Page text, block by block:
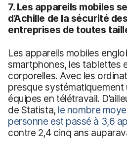
7. Les appareils mobiles
d’Achille de la sécurité
entreprises de toutes
Les appareils mobiles
smartphones, les tablettes
corporelles. Avec les
presque systématiquement
équipes en télétravail.
de Statista, le nombre
personne est passé à 3,6
contre 2,4 cinq ans